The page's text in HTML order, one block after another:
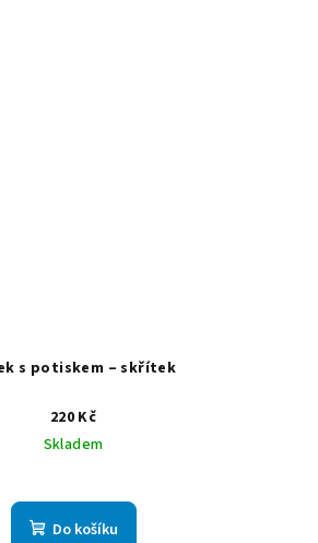
s potiskem – skřítek
220 Kč
Skladem
Do košíku